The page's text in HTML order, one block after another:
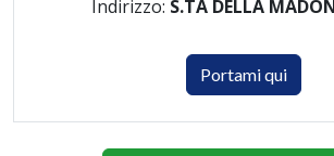
Indirizzo: S.TA DELLA
Portami qui